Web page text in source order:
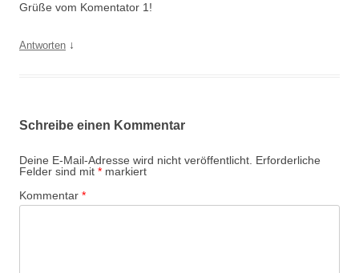
Grüße vom Komentator 1!
Antworten ↓
Schreibe einen Kommentar
Deine E-Mail-Adresse wird nicht veröffentlicht. Erforderliche
Felder sind mit * markiert
Kommentar *